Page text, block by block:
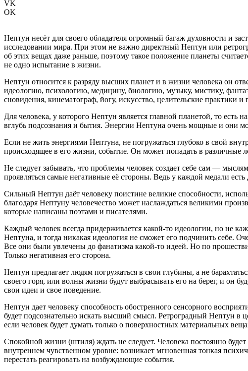
VK
OK
Нептун несёт для своего обладателя огромный багаж духовности и
исследовании мира. При этом не важно директный Нептун или
об этих вещах даже раньше, поэтому такое положение планеты
не одно испытание в жизни.
Нептун относится к разряду высших планет и в жизни человека он
идеологию, психологию, медицину, биологию, музыку, мистику,
сновидения, кинематограф, йогу, искусство, целительские практики
Для человека, у которого Нептун является главной планетой, то
вглубь подсознания и бытия. Энергии Нептуна очень мощные и они
Если не жить энергиями Нептуна, не погружаться глубоко в свой
происходящее в его жизни, событие. Он может попадать в
Не следует забывать, что проблемы человек создает себе сам —
проявляться самые негативные её стороны. Ведь у каждой медали
Сильный Нептун даёт человеку поистине великие способности,
благодаря Нептуну человечество может наслаждаться великими
которые написаны поэтами и писателями.
Каждый человек всегда придерживается какой-то идеологии, но не
Нептуна, и тогда никакая идеология не сможет его подчинить себе.
Все они были увлечены до фанатизма какой-то идеей. Но по
Только негативная его сторона.
Нептун предлагает людям погружаться в свои глубины, а не
своего горя, или волны жизни будут выбрасывать его на берег, и он
свои идеи и свое поведение.
Нептун дает человеку способность обостренного сенсорного
будет подсознательно искать высший смысл. Ретроградный Нептун
если человек будет думать только о поверхностных материальных
Спокойной жизни (штиля) ждать не следует. Человека постоянно
внутреннем чувственном уровне: возникает мгновенная тонкая
перестать реагировать на возбуждающие события.